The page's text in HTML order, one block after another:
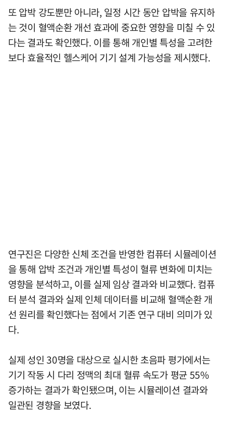
또 압박 강도뿐만 아니라, 일정 시간 동안 압박을 유지하
는 것이 혈액순환 개선 효과에 중요한 영향을 미칠 수 있
다는 결과도 확인했다. 이를 통해 개인별 특성을 고려한
보다 효율적인 헬스케어 기기 설계 가능성을 제시했다.
연구진은 다양한 신체 조건을 반영한 컴퓨터 시뮬레이션
을 통해 압박 조건과 개인별 특성이 혈류 변화에 미치는
영향을 분석하고, 이를 실제 임상 결과와 비교했다. 컴퓨
터 분석 결과와 실제 인체 데이터를 비교해 혈액순환 개
선 원리를 확인했다는 점에서 기존 연구 대비 의미가 있
다.
실제 성인 30명을 대상으로 실시한 초음파 평가에서는
기기 작동 시 다리 정맥의 최대 혈류 속도가 평균 55%
증가하는 결과가 확인됐으며, 이는 시뮬레이션 결과와
일관된 경향을 보였다.